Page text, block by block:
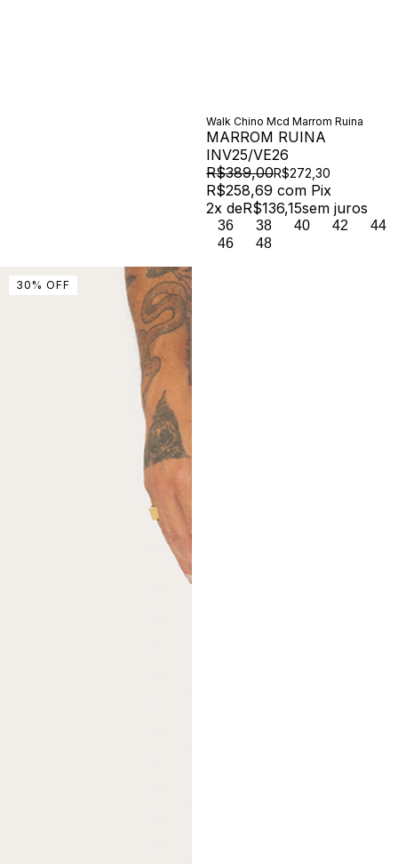
Walk Chino Mcd Marrom Ruina
MARROM RUINA
INV25/VE26
R$389,00R$272,30
R$258,69 com Pix
2x deR$136,15sem juros
36 38 40 42
44
46
48
30 % OFF